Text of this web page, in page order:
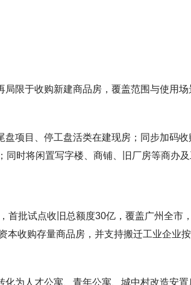
限于收购新建商品房，覆盖范围与使用场
盘项目、停工盘活类在建现房；同步加码收
时将闲置写字楼、商铺、旧厂房等商办
首批试点收旧总额度30亿，覆盖广州全市
收购存量商品房，并支持搬迁工业企业按
为人才公寓、青年公寓、城中村改造安置